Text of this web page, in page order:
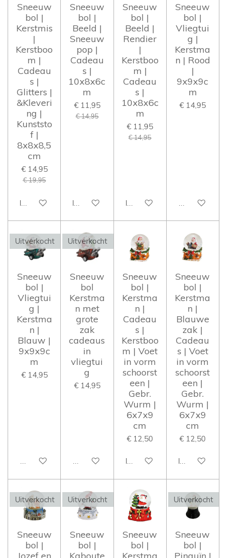
Sneeuw
bol |
Kerstmis
|
Kerstboo
m |
Cadeau
s |
Glitters |
&Kleveri
ng |
Kunststo
f |
8x8x8,5
cm
€ 14,95
€ 19,95
In winkelwagen
Sneeuw
bol |
Beeld |
Sneeuw
pop |
Cadeau
s |
10x8x6c
m
€ 11,95
€ 14,95
In winkelwagen
Sneeuw
bol |
Beeld |
Rendier
|
Kerstboo
m |
Cadeau
s |
10x8x6c
m
€ 11,95
€ 14,95
In winkelwagen
Sneeuw
bol |
Vliegtui
g |
Kerstma
n | Rood
|
9x9x9c
m
€ 14,95
Houd mij op
Uitverkocht
Sneeuw
bol |
Vliegtui
g |
Kerstma
n |
Blauw |
9x9x9c
m
€ 14,95
Houd mij op de hoogte
Uitverkocht
Sneeuw
bol
Kerstma
n met
grote
zak
cadeaus
in
vliegtui
g
€ 14,95
Houd mij op de hoogte
Sneeuw
bol |
Kerstma
n |
Cadeau
s |
Kerstboo
m | Voet
in vorm
schoorst
een |
Gebr.
Wurm |
6x7x9
cm
€ 12,50
In winkelwagen
Sneeuw
bol |
Kerstma
n |
Blauwe
zak |
Cadeau
s | Voet
in vorm
schoorst
een |
Gebr.
Wurm |
6x7x9
cm
€ 12,50
In
Uitverkocht
Sneeuw
bol |
Uitverkocht
Sneeuw
bol |
Sneeuw
bol |
Uitverkocht
Sneeuw
bol |